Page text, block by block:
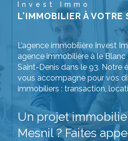
Invest Immo
L'IMMOBILIER À VOTRE
L’agence immobilière Invest
agence immobilière à le Blanc
Saint-Denis dans le 93. Notre
vous accompagne pour vos
immobiliers : transaction,
Un projet
Mesnil ? Faites